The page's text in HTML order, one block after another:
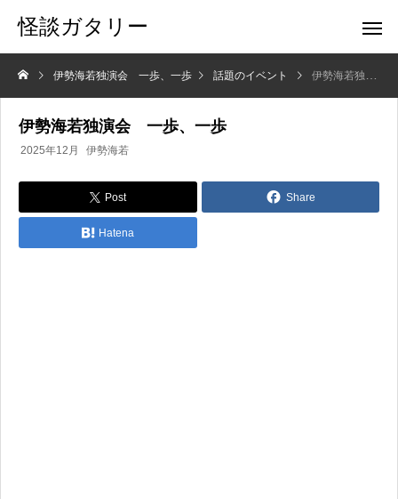
怪談ガタリー
伊勢海若独演会 一歩、一歩 話題のイベント 伊勢海若独演会 一歩、一歩
伊勢海若独演会 一歩、一歩
2025年12月 伊勢海若
Post Share
Hatena